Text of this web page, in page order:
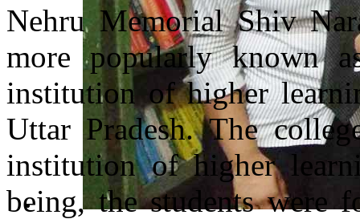
Nehru Memorial Shiv
more popularly known
institution of higher
Uttar Pradesh.The
institution of higher
being, the students were